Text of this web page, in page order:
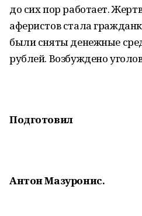
до сих пор работает.
аферистов стала
были сняты денежные
рублей. Возбуждено
Подготовил
Антон Мазуронис.